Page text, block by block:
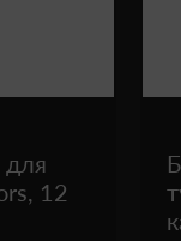
для
12